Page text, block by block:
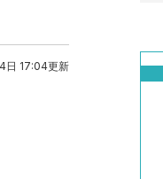
日 17:04更新